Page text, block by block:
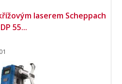
laserem Scheppach
DP 55...